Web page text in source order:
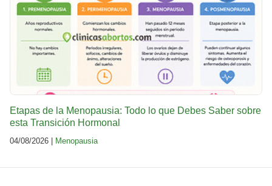
Etapas de la Menopausia: Todo lo que Debes Saber sobre
esta Transición Hormonal
04/08/2026 | Menopausia